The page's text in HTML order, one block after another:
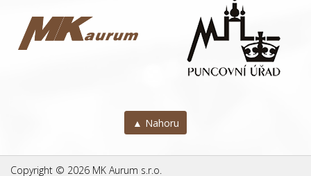
▲ Nahoru
Copyright © 2026 MK Aurum s.r.o.